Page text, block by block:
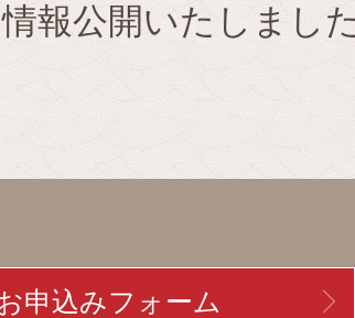
報公開いたしまし
申込みフォーム